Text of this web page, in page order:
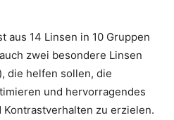
aus 14 Linsen in 10 Gruppen
zwei besondere Linsen
die helfen sollen, die
und hervorragendes
zu erzielen.